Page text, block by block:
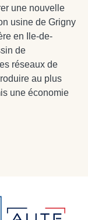
une nouvelle
usine de Grigny
en Ile-de-
de
réseaux de
au plus
une économie